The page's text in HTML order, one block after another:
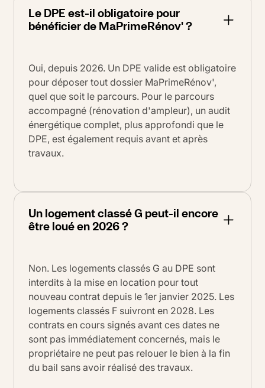
Le DPE est-il obligatoire pour
bénéficier de MaPrimeRénov' ?
Oui, depuis 2026. Un DPE valide est obligatoire
pour déposer tout dossier MaPrimeRénov',
quel que soit le parcours. Pour le parcours
accompagné (rénovation d'ampleur), un audit
énergétique complet, plus approfondi que le
DPE, est également requis avant et après
travaux.
Un logement classé G peut-il encore
être loué en 2026 ?
Non. Les logements classés G au DPE sont
interdits à la mise en location pour tout
nouveau contrat depuis le 1er janvier 2025. Les
logements classés F suivront en 2028. Les
contrats en cours signés avant ces dates ne
sont pas immédiatement concernés, mais le
propriétaire ne peut pas relouer le bien à la fin
du bail sans avoir réalisé des travaux.